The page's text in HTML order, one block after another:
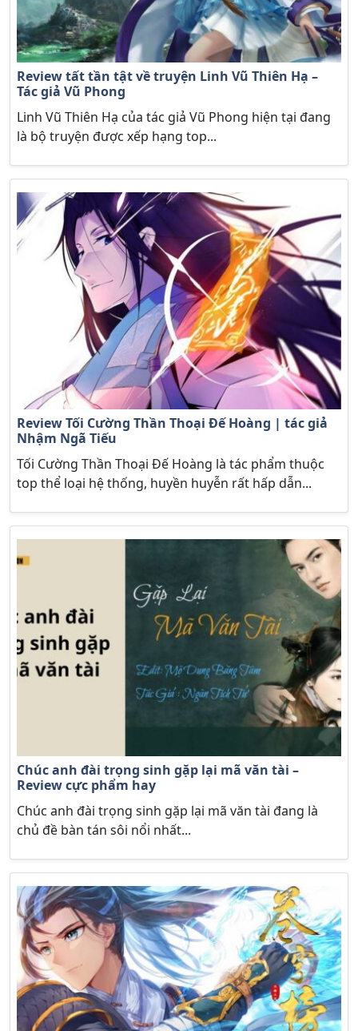
Review tất tần tật về truyện Linh Vũ Thiên Hạ –
Tác giả Vũ Phong
Linh Vũ Thiên Hạ của tác giả Vũ Phong hiện tại đang
là bộ truyện được xếp hạng top...
Review Tối Cường Thần Thoại Đế Hoàng | tác giả
Nhậm Ngã Tiếu
Tối Cường Thần Thoại Đế Hoàng là tác phẩm thuộc
top thể loại hệ thống, huyền huyễn rất hấp dẫn...
Chúc anh đài trọng sinh gặp lại mã văn tài –
Review cực phẩm hay
Chúc anh đài trọng sinh gặp lại mã văn tài đang là
chủ đề bàn tán sôi nổi nhất...